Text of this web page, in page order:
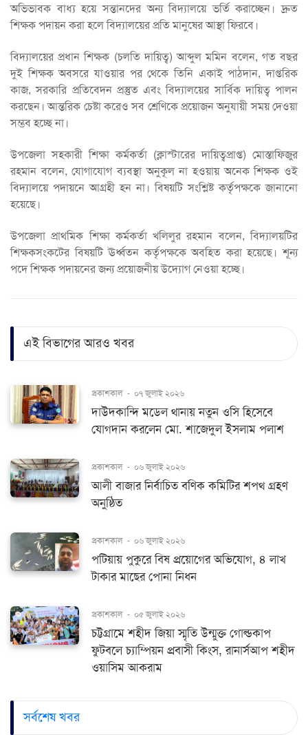
অভিভাবক বাধ্য হয়ে সন্তানদের অন্য বিদ্যালয়ে ভর্তি করাচ্ছেন। দ্রুত
শিক্ষক পদায়ন করা হলে বিদ্যালয়ের প্রতি মানুষের আস্থা ফিরবে।
বিদ্যালয়ের প্রধান শিক্ষক (চলতি দায়িত্ব) আব্দুল মমিন বলেন, গত বছর
দুই শিক্ষক অবসরে যাওয়ার পর থেকে তিনি একাই পাঠদান, দাপ্তরিক
কাজ, সরকারি প্রতিবেদন প্রস্তুত এবং বিদ্যালয়ের সার্বিক দায়িত্ব পালন
করছেন। আন্তরিক চেষ্টা করেও সব শ্রেণিকে প্রয়োজন অনুযায়ী সময় দেওয়া
সম্ভব হচ্ছে না।
উপজেলা সহকারী শিক্ষা কর্মকর্তা (ক্লাস্টারের দায়িত্বপ্রাপ্ত) মোস্তাফিজুর
রহমান বলেন, যোগাযোগ ব্যবস্থা অনুকূল না হওয়ায় অনেক শিক্ষক ওই
বিদ্যালয়ে পদায়নে আগ্রহী হন না। বিষয়টি সংশ্লিষ্ট কর্তৃপক্ষকে জানানো
হয়েছে।
উপজেলা প্রাথমিক শিক্ষা কর্মকর্তা খলিলুর রহমান বলেন, বিদ্যালয়টির
শিক্ষকসংকটের বিষয়টি ঊর্ধ্বতন কর্তৃপক্ষকে অবহিত করা হয়েছে। শূন্য
পদে শিক্ষক পদায়নের জন্য প্রয়োজনীয় উদ্যোগ নেওয়া হচ্ছে।
এই বিভাগের আরও খবর
প্রকাশকাল - ০৭ জুলাই ২০২৬
দাউদকান্দি মডেল থানায় নতুন ওসি হিসেবে
যোগদান করলেন মো. শাজেদুল ইসলাম পলাশ
প্রকাশকাল - ০৬ জুলাই ২০২৬
আলী বাজার নির্বাচিত বণিক কমিটির শপথ গ্রহণ
অনুষ্ঠিত
প্রকাশকাল - ০৬ জুলাই ২০২৬
পটিয়ায় পুকুরে বিষ প্রয়োগের অভিযোগ, ৪ লাখ
টাকার মাছের পোনা নিধন
প্রকাশকাল - ০৫ জুলাই ২০২৬
চট্টগ্রামে শহীদ জিয়া স্মৃতি উন্মুক্ত গোল্ডকাপ
ফুটবলে চ্যাম্পিয়ন প্রবাসী কিংস, রানার্সআপ শহীদ
ওয়াসিম আকরাম
সর্বশেষ খবর